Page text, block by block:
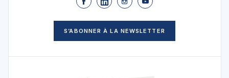
S’ABONNER À LA NEWSLETTER